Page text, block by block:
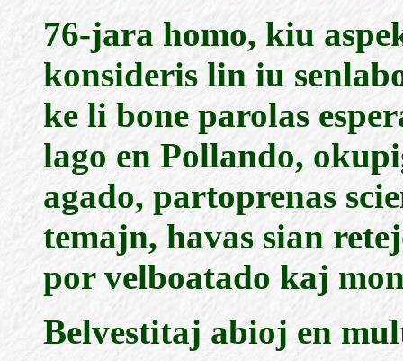
76-jara homo, kiu
konsideris lin iu
ke li bone parolas
lago en Pollando,
agado, partoprenas
temajn, havas sian
por velboatado kaj
Belvestitaj abioj en